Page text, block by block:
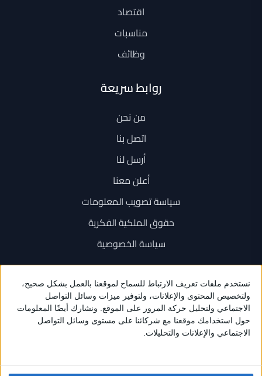
اقتصاد
مناسبات
وظائف
روابط سريعة
من نحن
اتصل بنا
أرسل لنا
أعلن معنا
سياسة تصويب المعلومات
حقوق الملكية الفكرية
سياسة الخصوصية
اتصل بنا
+962 6 534 1777
+962 79 202 7000